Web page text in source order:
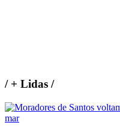
/+ Lidas /